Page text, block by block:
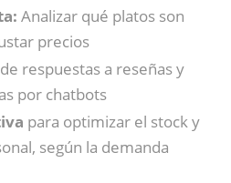
Analizar qué platos son
precios
de respuestas a reseñas y
por chatbots
para optimizar el stock y
según la demanda